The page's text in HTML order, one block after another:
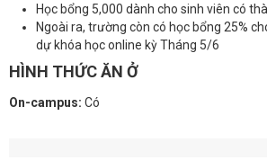
Học bổng 5,000 dành cho sinh viên có
Ngoài ra, trường còn có học bổng 25%
dự khóa học online kỳ Tháng 5/6
HÌNH THỨC ĂN Ở
On-campus: Có